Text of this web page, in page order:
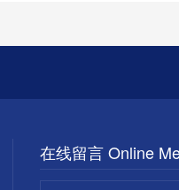
在线留言 Online